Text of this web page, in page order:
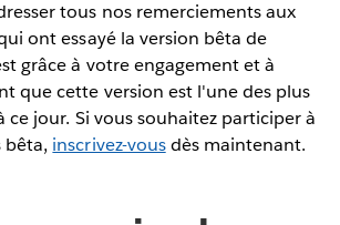
tous nos remerciements aux
ont essayé la version bêta de
grâce à votre engagement et à
que cette version est l'une des plus
ce jour. Si vous souhaitez participer à
bêta, inscrivez-vousdès maintenant.